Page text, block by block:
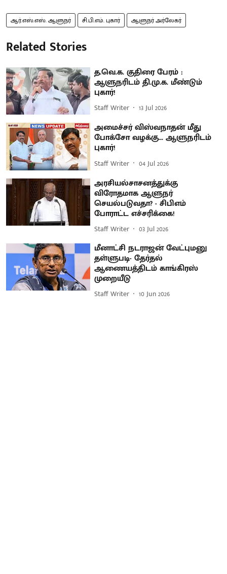
ஆர்.எஸ்.எஸ். ஆளுநர் சி.பி.எம். புகார் ஆளுநர் அர்லேகர்
Related Stories
த.வெ.க. குதிரை பேரம் :
ஆளுநரிடம் தி.மு.க. மீண்டும்
புகார்!
Staff Writer 13 Jul 2026
அமைச்சர் விஸ்வநாதன் மீது
போக்சோ வழக்கு... ஆளுநரிடம்
புகார்!
Staff Writer 04 Jul 2026
அரசியல்சாசனத்துக்கு
விரோதமாக ஆளுநர்
செயல்படுவதா? - சிபிஎம்
போராட்ட எச்சரிக்கை!
Staff Writer 03 Jul 2026
மீனாட்சி நடராஜன் வேட்புமனு
தள்ளுபடி- தேர்தல்
ஆணையத்திடம் காங்கிரஸ்
முறையீடு
Staff Writer 10 Jun 2026